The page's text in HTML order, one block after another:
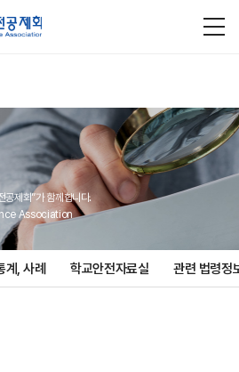
공제회”가 함께합니다.
Association
계, 사례 학교안전자료실 관련 법령정